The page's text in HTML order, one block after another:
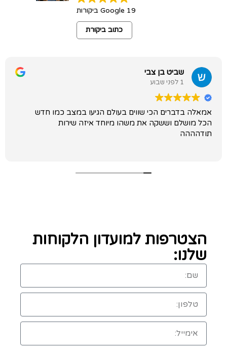
19 Google ביקורות
כתוב ביקורת
שביט בן צבי
1 לפני שבוע
אמאלה בדברים הכי שווים בעולם הגיעו במצב כמו חדש
הכל מושלם וששקה את משהו מיוחד איזה שירות
תודהההה
הצטרפות למועדון הלקוחות
שלנו: